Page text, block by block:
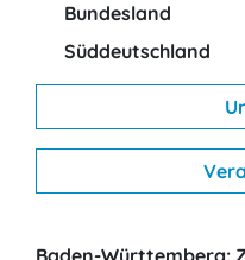
Bundesland
Süddeutschland
Baden-Württemberg: